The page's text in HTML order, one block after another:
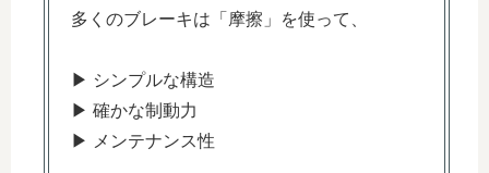
多くのブレーキは「摩擦」を使って、
▶ シンプルな構造
▶ 確かな制動力
▶ メンテナンス性